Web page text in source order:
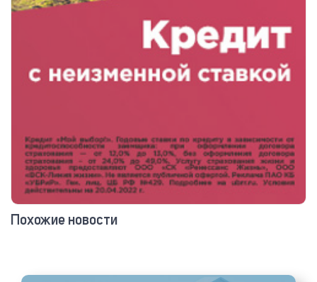
Похожие новости